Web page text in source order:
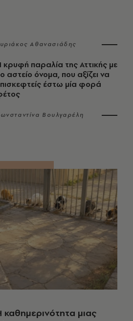
Αθανασιάδης
κρυφή παραλία της Αττικής με
αστείο όνομα, που αξίζει να
έστω μία φορά
Βουλγαρέλη
μιας